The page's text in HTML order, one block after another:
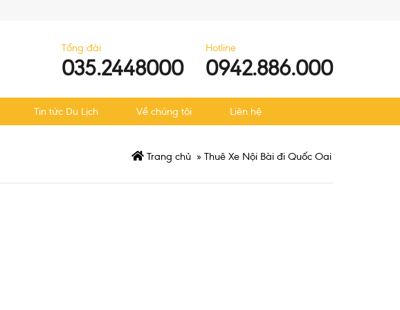
Tổng đài
035.2448000
Hotline
0942.886.000
Tin tức Du Lịch Về chúng tôi Liên hệ
Trang chủ » Thuê Xe Nội Bài đi Quốc Oai